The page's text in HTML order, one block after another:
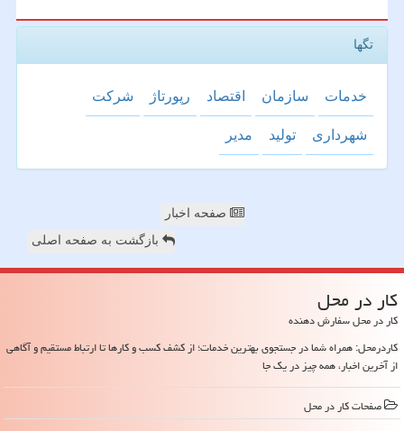
تگها
خدمات سازمان اقتصاد رپورتاژ شركت
شهرداری تولید مدیر
صفحه اخبار
بازگشت به صفحه اصلی
كار در محل
کار در محل سفارش دهنده
کاردرمحل: همراه شما در جستجوی بهترین خدمات؛ از کشف کسب و کارها تا ارتباط مستقیم و آگاهی
از آخرین اخبار، همه چیز در یک جا
صفحات كار در محل